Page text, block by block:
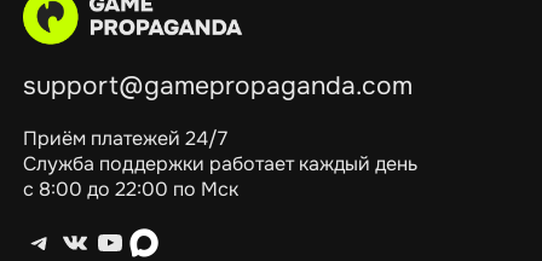
support@gamepropaganda.com
Приём платежей 24/7
Служба поддержки работает каждый день
с 8:00 до 22:00 по Мск
Telegram ВКонтакте YouTube max